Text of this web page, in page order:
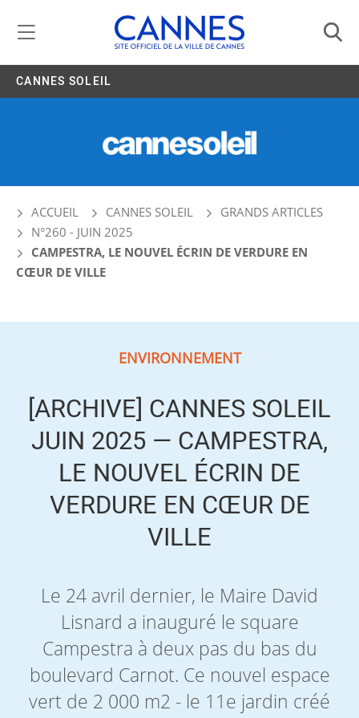
CANNES SOLEIL
ACCUEIL CANNES SOLEIL
GRANDS ARTICLES
N°260 - JUIN 2025
CAMPESTRA, LE NOUVEL ÉCRIN DE VERDURE EN
CŒUR DE VILLE
ENVIRONNEMENT
[ARCHIVE] CANNES SOLEIL
JUIN 2025 — CAMPESTRA,
LE NOUVEL ÉCRIN DE
VERDURE EN CŒUR DE
VILLE
Le 24 avril dernier, le Maire David
Lisnard a inauguré le square
Campestra à deux pas du bas du
boulevard Carnot. Ce nouvel espace
vert de 2 000 m2 - le 11e jardin créé